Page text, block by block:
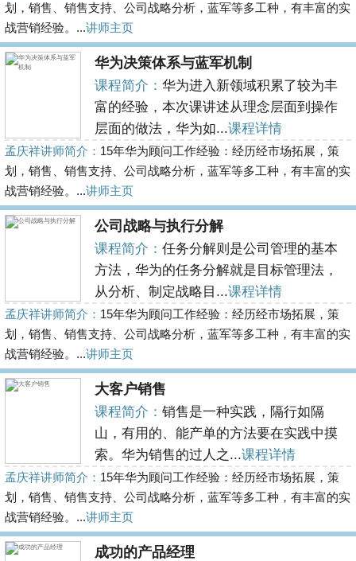
划，销售、销售支持、公司战略分析，蓝军等多工种，有丰富的实
战营销经验。...讲师主页
华为决策体系与蓝军机制
课程简介：华为进入新领域积累了较为丰
富的经验，本次课讲述从理念层面到操作
层面的做法，华为如...课程详情
孟庆祥讲师简介： 15年华为顾问工作经验：经历经市场拓展，策
划，销售、销售支持、公司战略分析，蓝军等多工种，有丰富的实
战营销经验。...讲师主页
公司战略与执行分解
课程简介：任务分解则是公司管理的基本
方法，华为的任务分解就是目标管理法，
从分析、制定战略目...课程详情
孟庆祥讲师简介： 15年华为顾问工作经验：经历经市场拓展，策
划，销售、销售支持、公司战略分析，蓝军等多工种，有丰富的实
战营销经验。...讲师主页
大客户销售
课程简介：销售是一种实践，隔行如隔
山，有用的、能产单的方法要在实践中摸
索。华为销售的过人之...课程详情
孟庆祥讲师简介： 15年华为顾问工作经验：经历经市场拓展，策
划，销售、销售支持、公司战略分析，蓝军等多工种，有丰富的实
战营销经验。...讲师主页
成功的产品经理